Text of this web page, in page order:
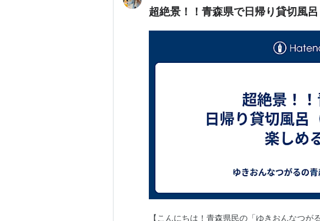
超絶景！！青森県で日帰り貸切風
【こんにちは！青森県民の「ゆきおんなつ